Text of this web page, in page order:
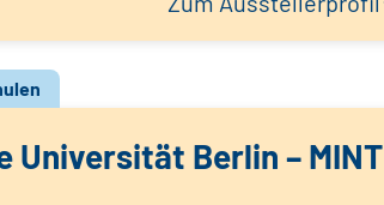
Universität Berlin – MINT